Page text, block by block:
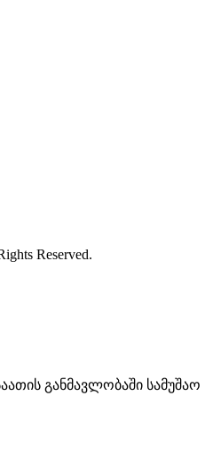
Reserved.
განმავლობაში სამუშაო